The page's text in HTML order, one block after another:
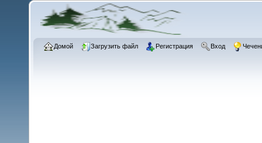
Домой Загрузить файл Регистрация Вход